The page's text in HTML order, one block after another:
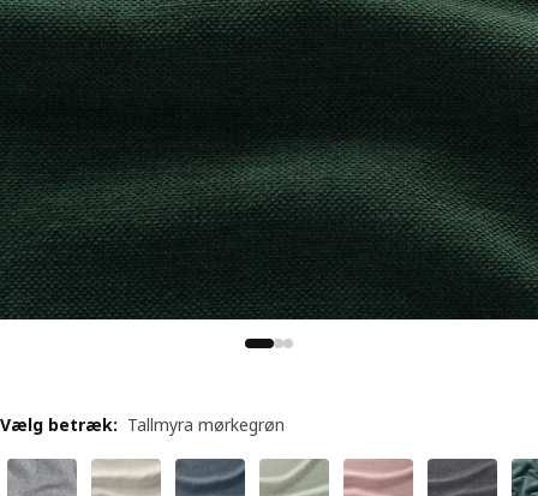
Vælg betræk: Tallmyra mørkegrøn